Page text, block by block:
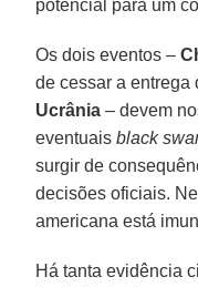
potencial para um
Os dois eventos –
de cessar a entrega
Ucrânia – devem
eventuaisblack
surgir de
decisões oficiais.
americana está
Há tanta evidência